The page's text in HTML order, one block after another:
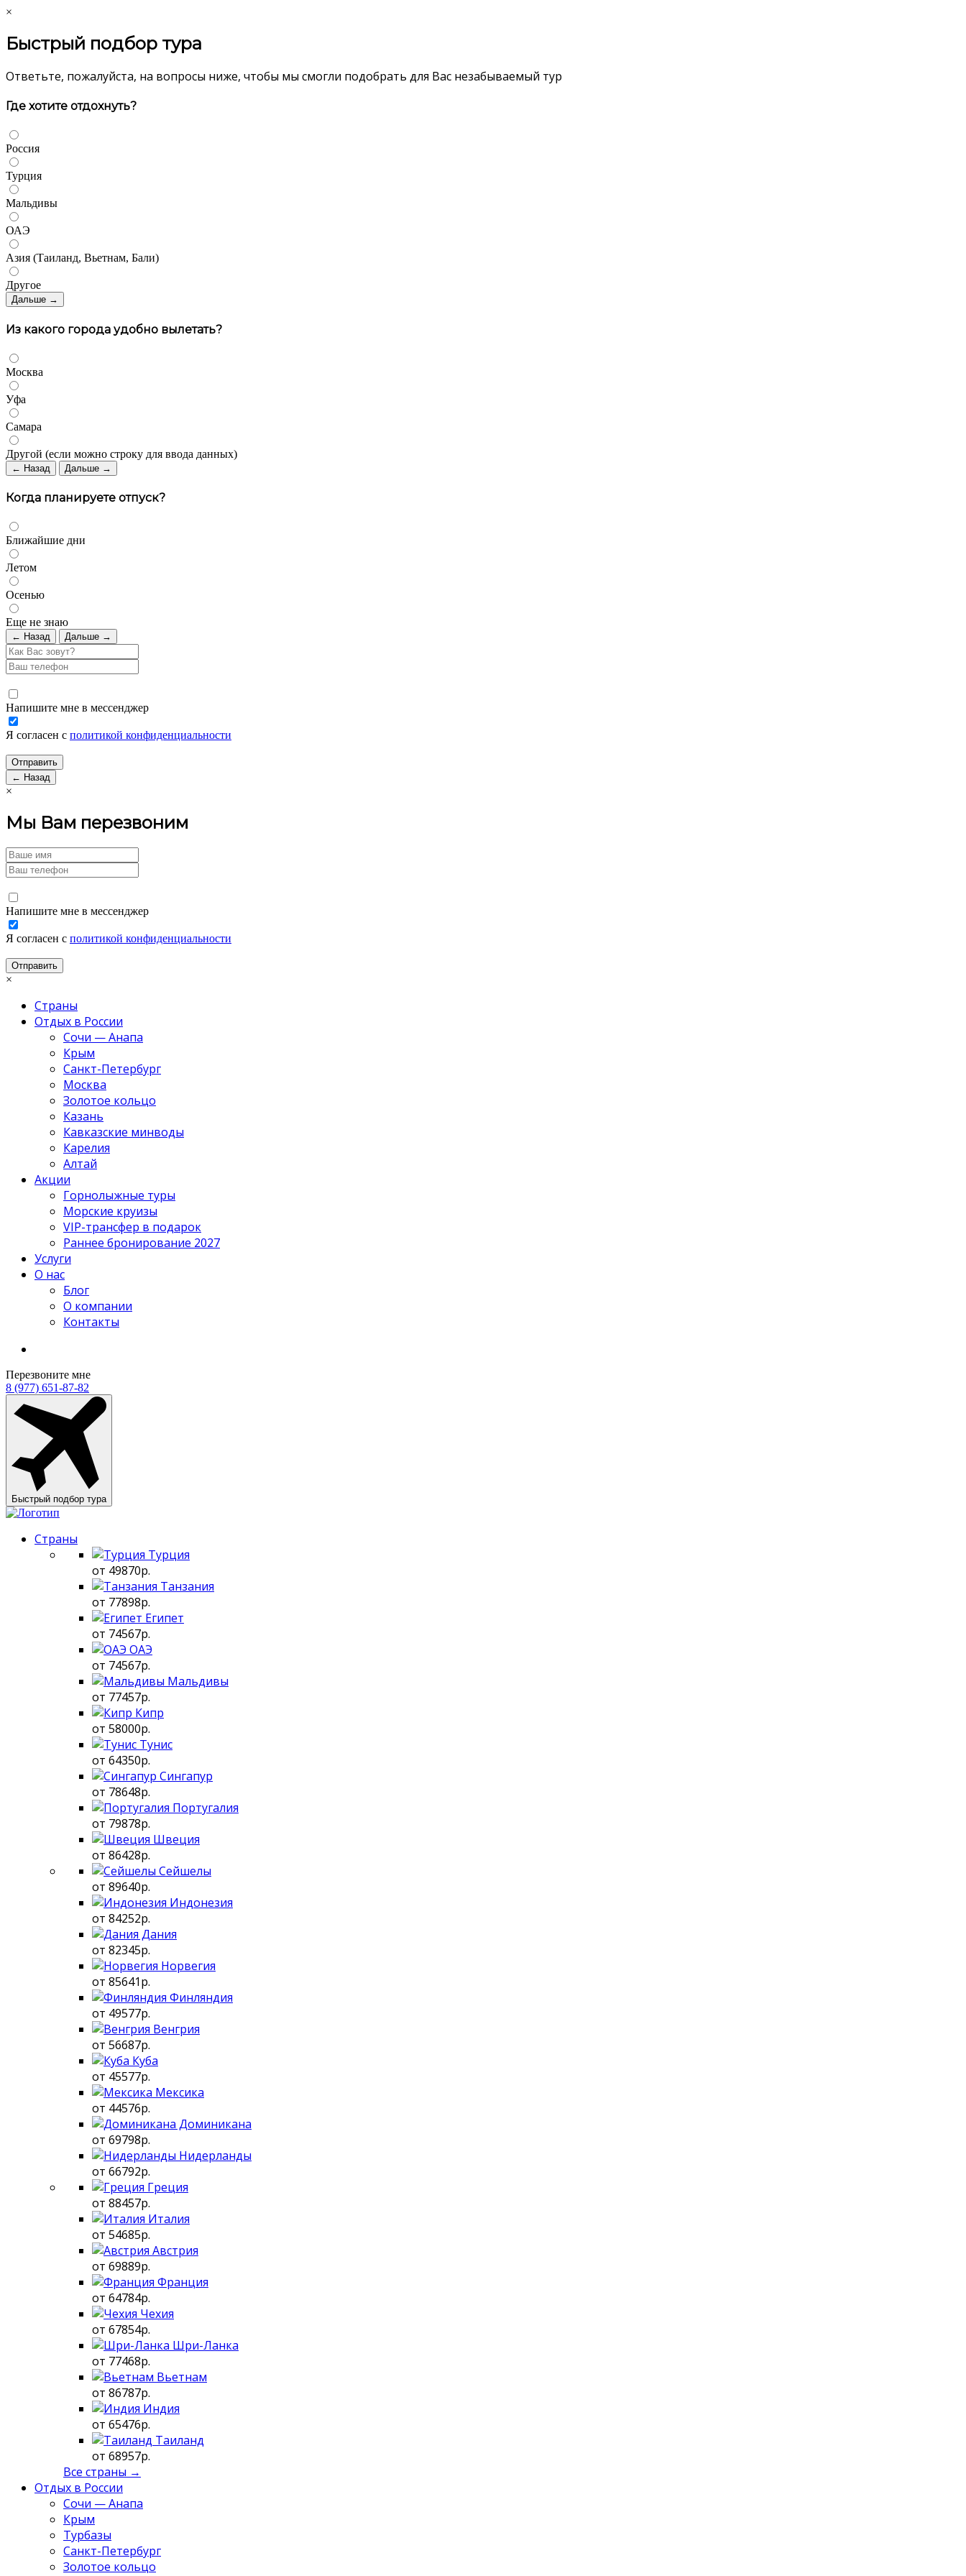
×
Быстрый подбор тура
Ответьте, пожалуйста, на вопросы ниже, чтобы мы смогли подобрать для Вас незабываемый тур
Где хотите отдохнуть?
Россия
Турция
Мальдивы
ОАЭ
Азия (Таиланд, Вьетнам, Бали)
Другое
Дальше →
Из какого города удобно вылетать?
Москва
Уфа
Самара
Другой (если можно строку для ввода данных)
← Назад Дальше →
Когда планируете отпуск?
Ближайшие дни
Летом
Осенью
Еще не знаю
← Назад Дальше →
Напишите мне в мессенджер
Я согласен с политикой конфиденциальности
← Назад
×
Мы Вам перезвоним
Напишите мне в мессенджер
Я согласен с политикой конфиденциальности
×
Страны
Отдых в России
Сочи — Анапа
Крым
Санкт-Петербург
Москва
Золотое кольцо
Казань
Кавказские минводы
Карелия
Алтай
Акции
Горнолыжные туры
Морские круизы
VIP-трансфер в подарок
Раннее бронирование 2027
Услуги
О нас
Блог
О компании
Контакты
Перезвоните мне
8 (977) 651-87-82
Быстрый подбор тура
Страны
Турция
от 49870р.
Танзания
от 77898р.
Египет
от 74567р.
ОАЭ
от 74567р.
Мальдивы
от 77457р.
Кипр
от 58000р.
Тунис
от 64350р.
Сингапур
от 78648р.
Португалия
от 79878р.
Швеция
от 86428р.
Сейшелы
от 89640р.
Индонезия
от 84252р.
Дания
от 82345р.
Норвегия
от 85641р.
Финляндия
от 49577р.
Венгрия
от 56687р.
Куба
от 45577р.
Мексика
от 44576р.
Доминикана
от 69798р.
Нидерланды
от 66792р.
Греция
от 88457р.
Италия
от 54685р.
Австрия
от 69889р.
Франция
от 64784р.
Чехия
от 67854р.
Шри-Ланка
от 77468р.
Вьетнам
от 86787р.
Индия
от 65476р.
Таиланд
от 68957р.
Все страны →
Отдых в России
Сочи — Анапа
Крым
Турбазы
Санкт-Петербург
Золотое кольцо